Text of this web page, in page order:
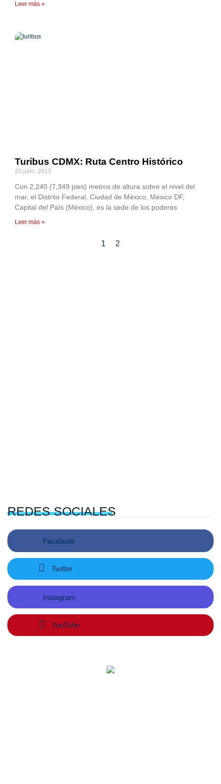
Leer más »
Turibus CDMX: Ruta Centro Histórico
20 julio, 2013
Con 2,240 (7,349 pies) metros de altura sobre el nivel del
mar, el Distrito Federal, Ciudad de México, México DF,
Capital del País (México), es la sede de los poderes
Leer más »
1 2
REDESSOCIALES
Facebook
Twitter
Instagram
YouTube